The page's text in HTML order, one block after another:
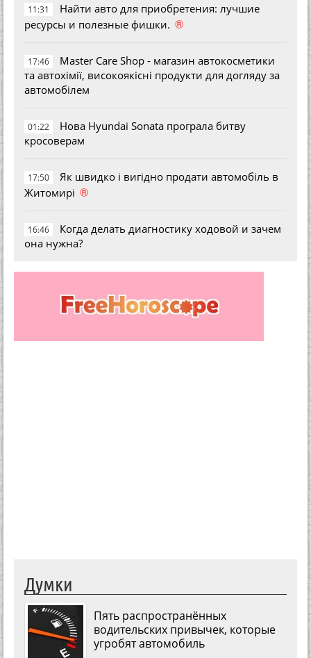
11:31
Найти авто для приобретения: лучшие
ресурсы и полезные фишки. ®
17:46
Master Care Shop - магазин автокосметики
та автохімії, високоякісні продукти для догляду за
автомобілем
01:22
Нова Hyundai Sonata програла битву
кросоверам
17:50
Як швидко і вигідно продати автомобіль в
Житомирі ®
16:46
Когда делать диагностику ходовой и зачем
она нужна?
Думки
Пять распространённых
водительских привычек, которые
угробят автомобиль